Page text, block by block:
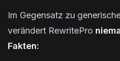
Im Gegensatz zu
verändert RewritePro
Fakten: